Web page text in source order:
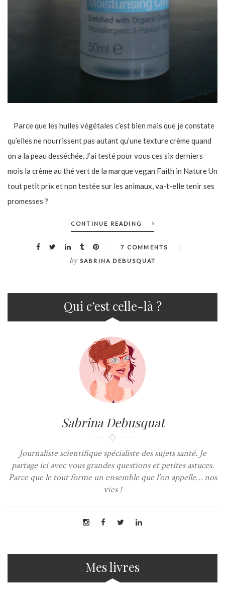
Parce que les huiles végétales c’est bien mais que je constate
qu’elles ne nourrissent pas autant qu’une texture crème quand
on a la peau desséchée. J’ai testé pour vous ces six derniers
mois la crème au thé vert de la marque vegan Faith in Nature Un
tout petit prix et non testée sur les animaux, va-t-elle tenir ses
promesses ?
CONTINUE READING
7 COMMENTS
by SABRINA DEBUSQUAT
Qui c’est celle-là ?
Sabrina Debusquat
Journaliste scientifique spécialiste des sujets santé. Je
partage ici avec vous grandes questions et petites astuces.
Parce que le tout forme un ensemble que l’on appelle… nos
vies !
Mes livres